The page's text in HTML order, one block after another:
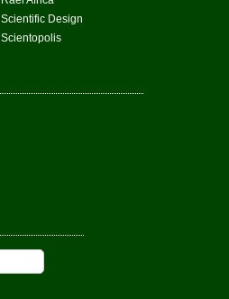
Scientific Design
Scientopolis